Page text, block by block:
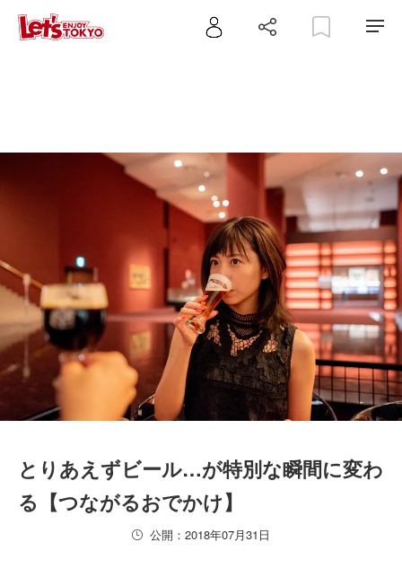
とりあえずビール…が特別な瞬間に変わ
る【つながるおでかけ】
公開：2018年07月31日